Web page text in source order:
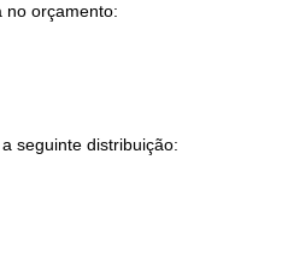
no orçamento:
seguinte distribuição: